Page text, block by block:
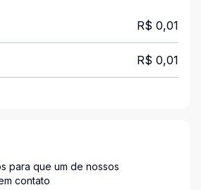
R$ 0,01
R$ 0,01
para que um de nossos
contato